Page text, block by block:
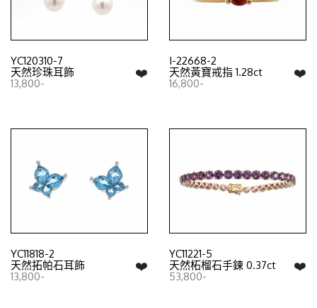
YC120310-7
❤️
天然珍珠耳飾
13,800-
I-22668-2
❤️
天然黃寶戒指 1.28ct
16,800-
YC11818-2
❤️
天然拓帕石耳飾
13,800-
YC11221-5
❤️
天然柘榴石手鍊 0.37ct
53,800-